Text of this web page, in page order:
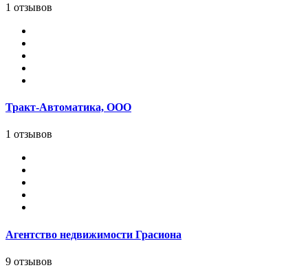
1 отзывов
Тракт-Автоматика, ООО
1 отзывов
Агентство недвижимости Грасиона
9 отзывов